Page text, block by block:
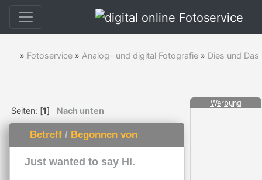
» Fotoservice » Analog- und digital Fotografie » Dies und Das
Seiten: [1] Nach unten
Betreff/ Begonnen von
Just wanted to say Hi.
Werbung